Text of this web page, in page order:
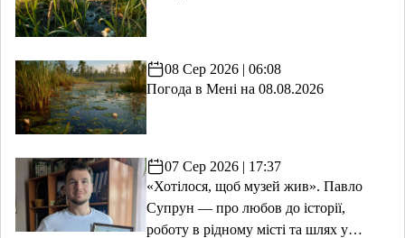
08 Сер 2026 | 06:08
Погода в Мені на 08.08.2026
07 Сер 2026 | 17:37
«Хотілося, щоб музей жив». Павло
Супрун — про любов до історії,
роботу в рідному місті та шлях у